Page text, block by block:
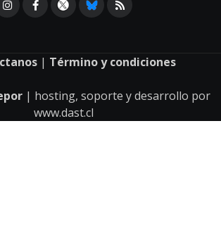
| Término y condiciones
| hosting, soporte y desarrollo por
www.dast.cl